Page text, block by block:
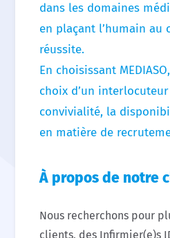
Nous choisir
dans les domaines
en plaçant l’humain
réussite.
En choisissant
choix d’un
convivialité, la
en matière de
À propos de notre
Nous recherchons pour
clients, des Infirmier(e)s